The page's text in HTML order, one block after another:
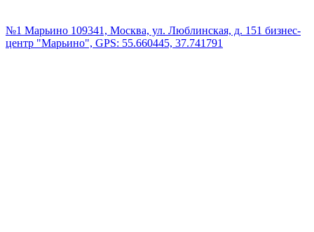
№1 Марьино 109341, Москва, ул. Люблинская, д. 151 бизнес-
центр "Марьино", GPS: 55.660445, 37.741791